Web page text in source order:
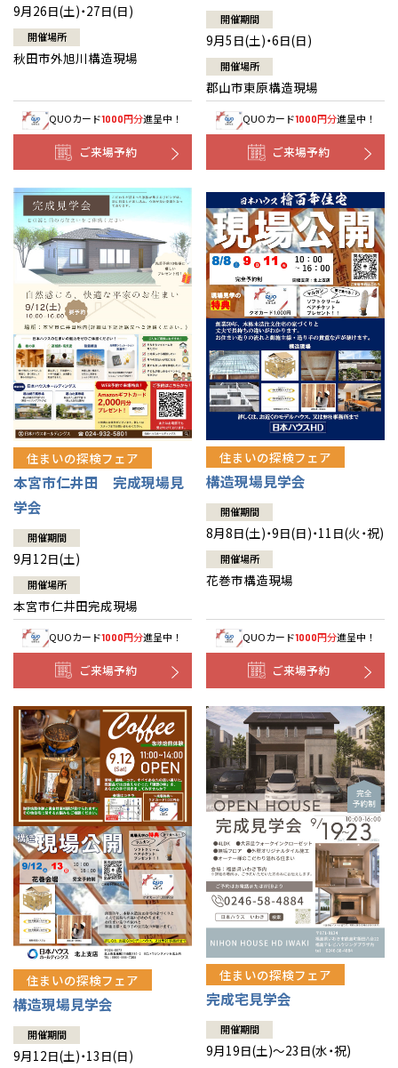
9月26日(土)・27日(日)
開催場所
秋田市外旭川構造現場
QUOカード1000円分進呈中！
ご来場予約
開催期間
9月5日(土)・6日(日)
開催場所
郡山市東原構造現場
QUOカード1000円分進呈中！
ご来場予約
住まいの探検フェア
本宮市仁井田 完成現場見
学会
開催期間
9月12日(土)
開催場所
本宮市仁井田完成現場
QUOカード1000円分進呈中！
ご来場予約
住まいの探検フェア
構造現場見学会
開催期間
8月8日(土)・9日(日)・11日(火・祝)
開催場所
花巻市構造現場
QUOカード1000円分進呈中！
ご来場予約
住まいの探検フェア
構造現場見学会
開催期間
9月12日(土)・13日(日)
住まいの探検フェア
完成宅見学会
開催期間
9月19日(土)～23日(水・祝)